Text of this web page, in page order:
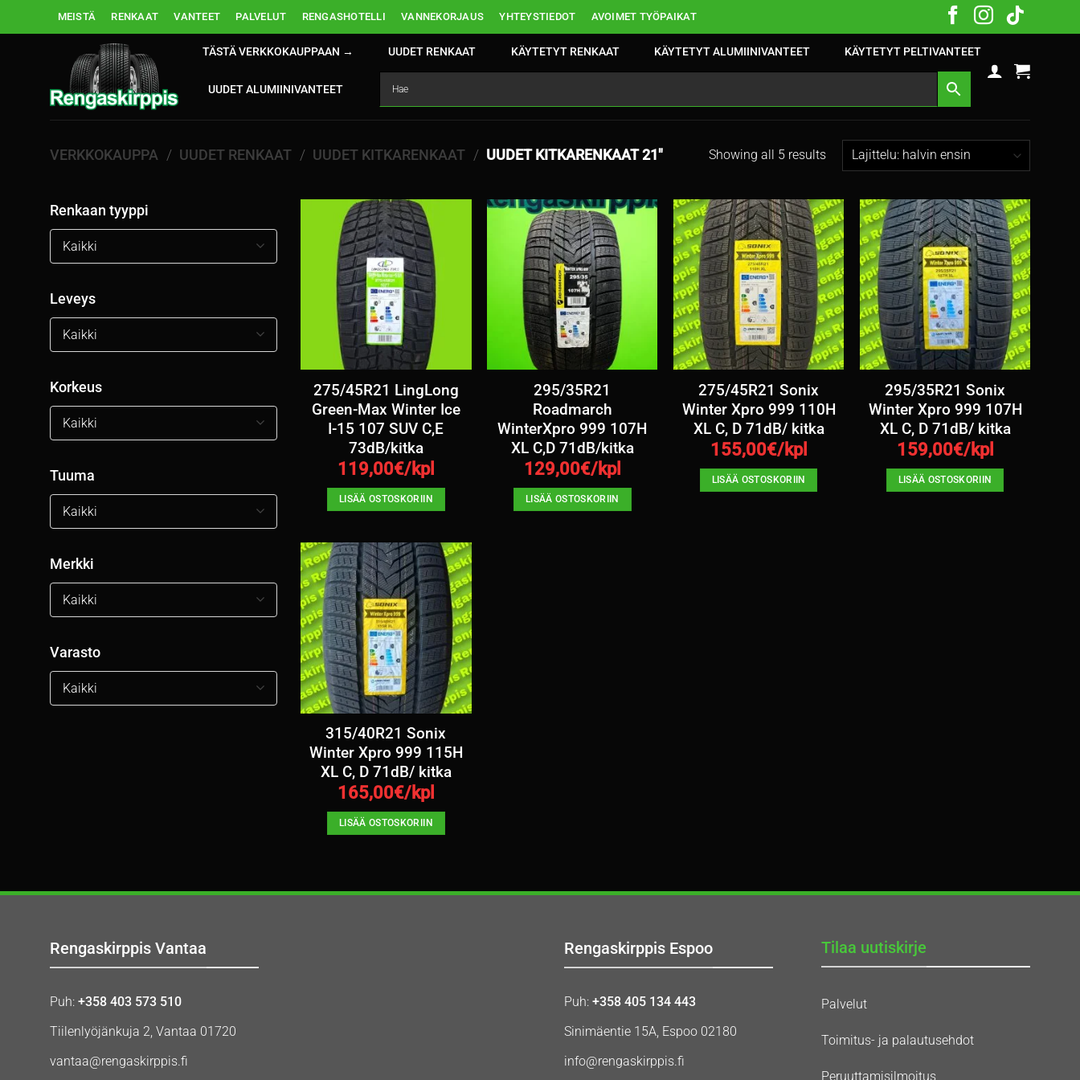
MEISTÄ RENKAAT VANTEET PALVELUT RENGASHOTELLI VANNEKORJAUS YHTEYSTIEDOT AVOIMET TYÖPAIKAT
TÄSTÄ VERKKOKAUPPAAN → UUDET RENKAAT KÄYTETYT RENKAAT KÄYTETYT ALUMIINIVANTEET KÄYTETYT PELTIVANTEET
UUDET ALUMIINIVANTEET
VERKKOKAUPPA / UUDET RENKAAT / UUDET KITKARENKAAT / UUDET KITKARENKAAT 21″ Showing all 5 results
Renkaan tyyppi
Kaikki
Leveys
Kaikki
Korkeus
Kaikki
Tuuma
Kaikki
Merkki
Kaikki
Varasto
Kaikki
275/45R21 LingLong
Green-Max Winter Ice
I-15 107 SUV C,E
73dB/kitka
119,00€/kpl
LISÄÄ OSTOSKORIIN
295/35R21
Roadmarch
WinterXpro 999 107H
XL C,D 71dB/kitka
129,00€/kpl
LISÄÄ OSTOSKORIIN
275/45R21 Sonix
Winter Xpro 999 110H
XL C, D 71dB/ kitka
155,00€/kpl
LISÄÄ OSTOSKORIIN
295/35R21 Sonix
Winter Xpro 999 107H
XL C, D 71dB/ kitka
159,00€/kpl
LISÄÄ OSTOSKORIIN
315/40R21 Sonix
Winter Xpro 999 115H
XL C, D 71dB/ kitka
165,00€/kpl
LISÄÄ OSTOSKORIIN
Rengaskirppis Vantaa
Puh: +358 403 573 510
Tiilenlyöjänkuja 2, Vantaa 01720
vantaa@rengaskirppis.fi
Rengaskirppis Espoo
Puh: +358 405 134 443
Sinimäentie 15A, Espoo 02180
info@rengaskirppis.fi
Tilaa uutiskirje
Palvelut
Toimitus- ja palautusehdot
Peruuttamisilmoitus